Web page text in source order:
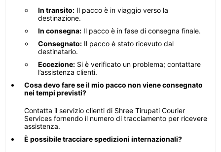
In transito: Il pacco è in viaggio verso la
destinazione.
In consegna: Il pacco è in fase di consegna finale.
Consegnato: Il pacco è stato ricevuto dal
destinatario.
Eccezione: Si è verificato un problema; contattare
l’assistenza clienti.
Cosa devo fare se il mio pacco non viene consegnato
nei tempi previsti?
Contatta il servizio clienti di Shree Tirupati Courier
Services fornendo il numero di tracciamento per ricevere
assistenza.
È possibile tracciare spedizioni internazionali?